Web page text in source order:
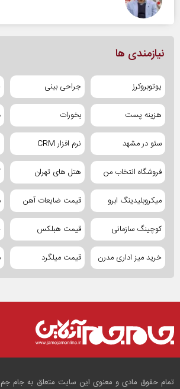
نیازمندی ها
یوتوبروکرز جراحی بینی
هزینه پست بخورات
سئو در مشهد نرم افزار CRM
فروشگاه انتخاب من هتل های تهران
میکروبلیدینگ ابرو قیمت ضایعات آهن
کوچینگ سازمانی قیمت هبلکس
خرید میز اداری مدرن قیمت میلگرد
تمام حقوق مادی و معنوی این سایت متعلق به جام جم